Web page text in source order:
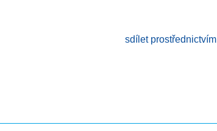
sdílet prostřednictvím